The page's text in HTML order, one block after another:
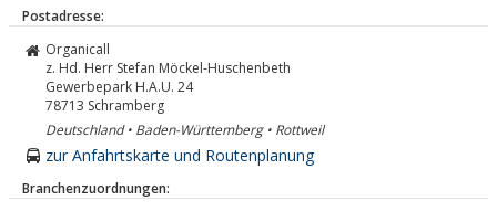
Postadresse:
Organicall
z. Hd. Herr Stefan Möckel-Huschenbeth
Gewerbepark H.A.U. 24
78713 Schramberg
Deutschland • Baden-Württemberg • Rottweil
zur Anfahrtskarte und Routenplanung
Branchenzuordnungen: